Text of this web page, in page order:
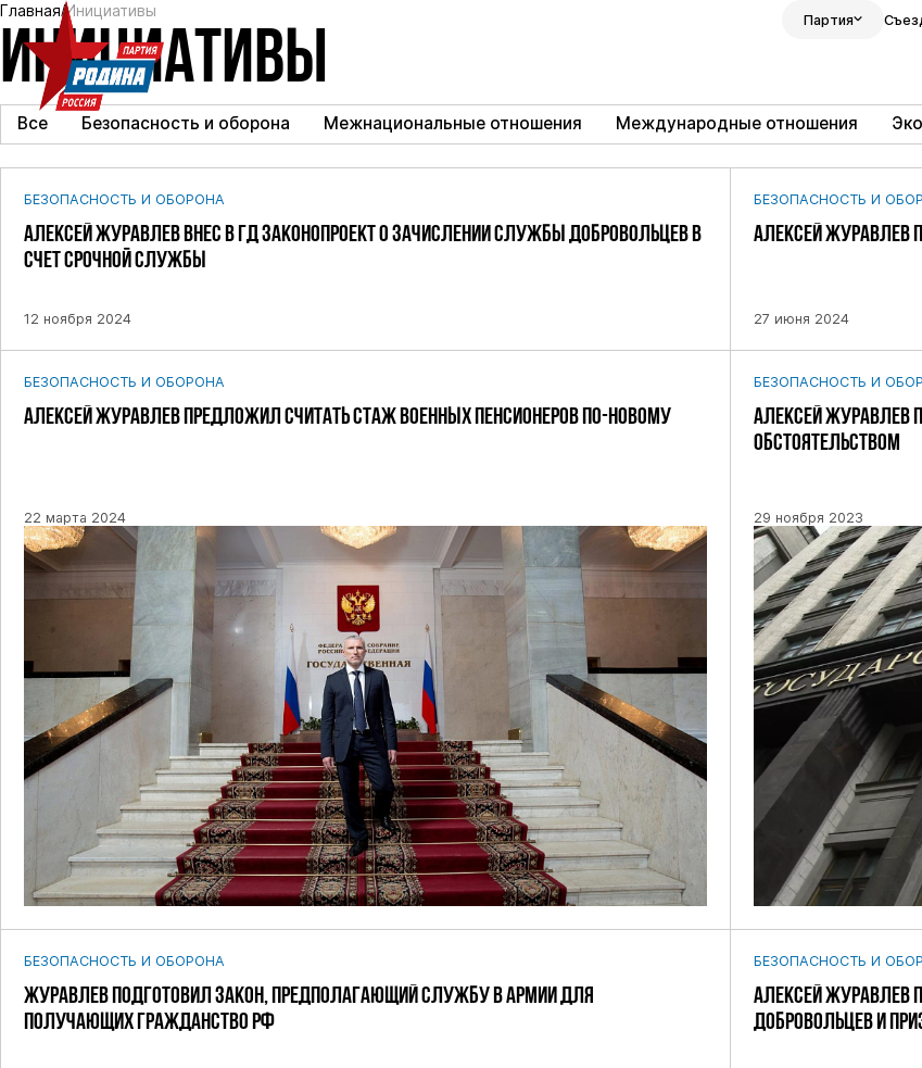
Партия
Главная Инициативы
ИНИЦИАТИВЫ
Все Безопасность и оборона Межнациональные отношения Международные отношения
БЕЗОПАСНОСТЬ И ОБОРОНА
АЛЕКСЕЙ ЖУРАВЛЕВ ВНЕС В ГД ЗАКОНОПРОЕКТ О ЗАЧИСЛЕНИИ СЛУЖБЫ ДОБРОВОЛЬЦЕВ В
СЧЕТ СРОЧНОЙ СЛУЖБЫ
12 ноября 2024
БЕЗОПАСНОСТЬ И
АЛЕКСЕЙ ЖУРАВЛЕВ
27 июня 2024
БЕЗОПАСНОСТЬ И ОБОРОНА
АЛЕКСЕЙ ЖУРАВЛЕВ ПРЕДЛОЖИЛ СЧИТАТЬ СТАЖ ВОЕННЫХ ПЕНСИОНЕРОВ ПО-НОВОМУ
22 марта 2024
БЕЗОПАСНОСТЬ И
АЛЕКСЕЙ ЖУРАВЛЕВ
ОБСТОЯТЕЛЬСТВОМ
29 ноября 2023
БЕЗОПАСНОСТЬ И ОБОРОНА
ЖУРАВЛЕВ ПОДГОТОВИЛ ЗАКОН, ПРЕДПОЛАГАЮЩИЙ СЛУЖБУ В АРМИИ ДЛЯ
ПОЛУЧАЮЩИХ ГРАЖДАНСТВО РФ
БЕЗОПАСНОСТЬ И
АЛЕКСЕЙ ЖУРАВЛЕВ
ДОБРОВОЛЬЦЕВ И